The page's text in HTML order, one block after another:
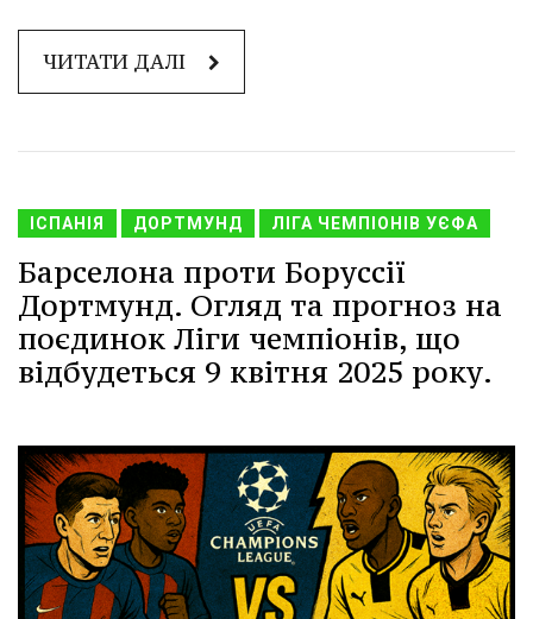
ЧИТАТИ ДАЛІ
ІСПАНІЯ ДОРТМУНД ЛІГА ЧЕМПІОНІВ УЄФА
Барселона проти Боруссії
Дортмунд. Огляд та прогноз на
поєдинок Ліги чемпіонів, що
відбудеться 9 квітня 2025 року.